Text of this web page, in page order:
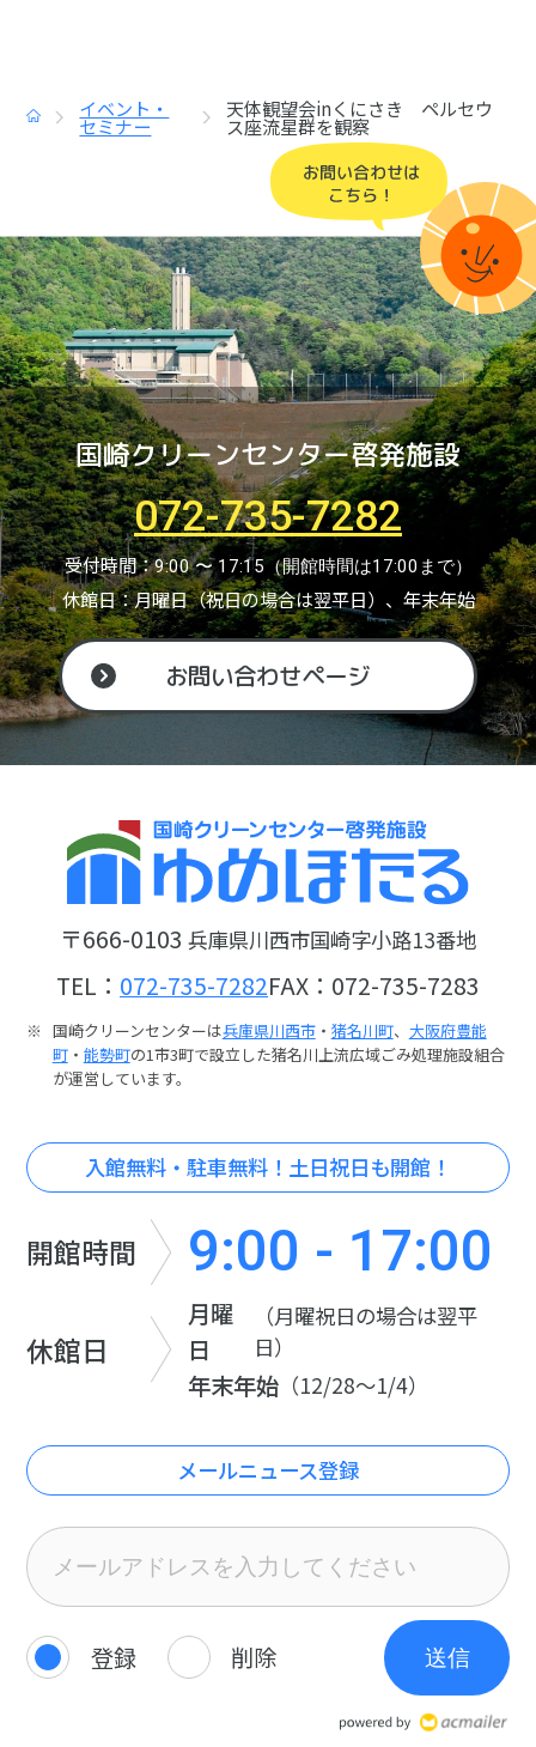
トップイベント・
セミナー
天体観望会inくにさき ペルセウ
ス座流星群を観察
国崎クリーンセンター啓発施設
072-735-7282
受付時間：9:00 〜 17:15（開館時間は17:00まで）
休館日：月曜日（祝日の場合は翌平日）、年末年始
お問い合わせページ
〒666-0103 兵庫県川西市国崎字小路13番地
TEL： 072-735-7282FAX：072-735-7283
国崎クリーンセンターは兵庫県川西市・ 猪名川町、 大阪府豊能
町・ 能勢町の1市3町で設立した猪名川上流広域ごみ処理施設組合
が運営しています。
入館無料・駐車無料！土日祝日も開館！
開館時間 9:00 - 17:00
休館日
月曜
日
（月曜祝日の場合は翌平
日）
年末年始（12/28～1/4）
メールニュース登録
登録 削除 送信